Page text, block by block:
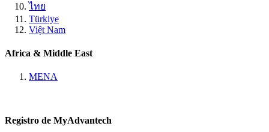
ไทย
Türkiye
Việt Nam
Africa & Middle East
MENA
Registro de MyAdvantech